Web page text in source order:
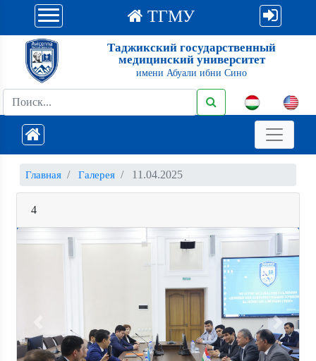
ТГМУ
Таджикский государственный
медицинский университет
имени Абуали ибни Сино
Главная Галерея 11.04.2025
4
Previous Next